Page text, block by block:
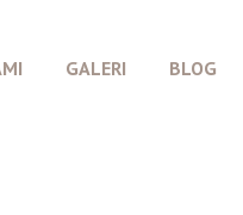
GALERI BLOG